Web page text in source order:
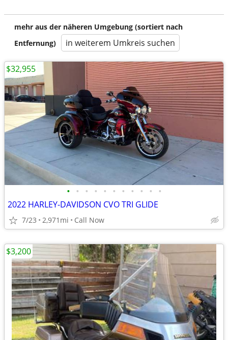
mehr aus der näheren Umgebung (sortiert nach
Entfernung)
in weiterem Umkreis suchen
• • • • • • • • • • •
2022 HARLEY-DAVIDSON CVO TRI GLIDE
7/23 2,971mi Call Now
$32,955
$3,200